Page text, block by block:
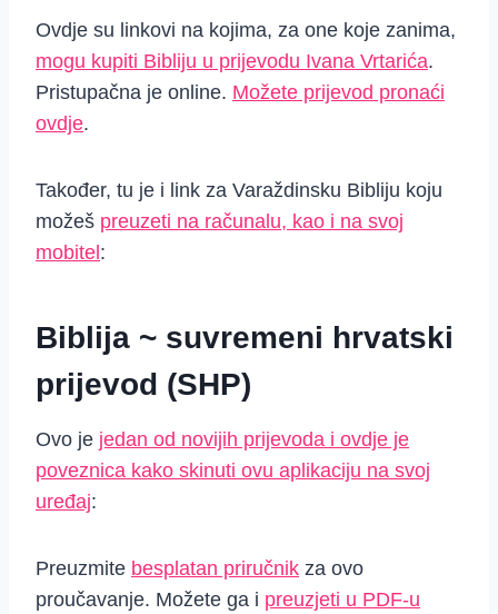
Ovdje su linkovi na kojima, za one koje zanima,
mogu kupiti Bibliju u prijevodu Ivana Vrtarića.
Pristupačna je online. Možete prijevod pronaći
ovdje.
Također, tu je i link za Varaždinsku Bibliju koju
možeš preuzeti na računalu, kao i na svoj
mobitel:
Biblija ~ suvremeni hrvatski
prijevod (SHP)
Ovo je jedan od novijih prijevoda i ovdje je
poveznica kako skinuti ovu aplikaciju na svoj
uređaj:
Preuzmite besplatan priručnik za ovo
proučavanje. Možete ga i preuzjeti u PDF-u